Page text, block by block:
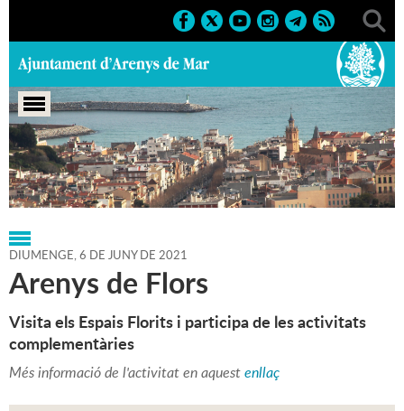
Portada > Regidories > Cultura > Agenda > 06-06-2021
DIUMENGE,6 DE JUNY DE 2021
Arenys de Flors
Visita els Espais Florits i participa de les activitats
complementàries
Més informació de l'activitat en aquestenllaç